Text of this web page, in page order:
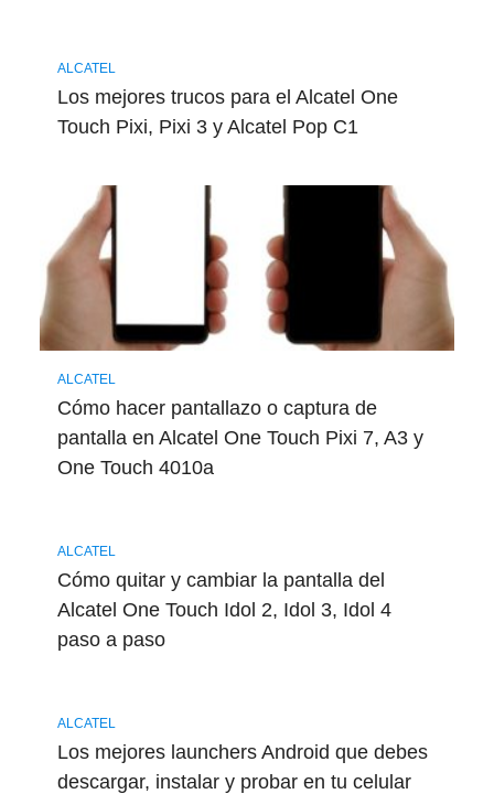
ALCATEL
Los mejores trucos para el Alcatel One
Touch Pixi, Pixi 3 y Alcatel Pop C1
ALCATEL
Cómo hacer pantallazo o captura de
pantalla en Alcatel One Touch Pixi 7, A3 y
One Touch 4010a
ALCATEL
Cómo quitar y cambiar la pantalla del
Alcatel One Touch Idol 2, Idol 3, Idol 4
paso a paso
ALCATEL
Los mejores launchers Android que debes
descargar, instalar y probar en tu celular